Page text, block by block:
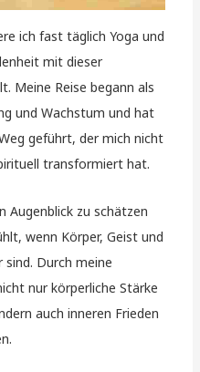
ich fast täglich Yoga und
mit dieser
Meine Reise begann als
und Wachstum und hat
geführt, der mich nicht
transformiert hat.
Augenblick zu schätzen
wenn Körper, Geist und
sind. Durch meine
nur körperliche Stärke
auch inneren Frieden